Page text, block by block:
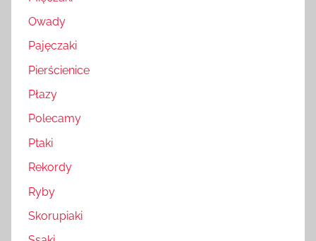
Owady
Pajęczaki
Pierścienice
Płazy
Polecamy
Ptaki
Rekordy
Ryby
Skorupiaki